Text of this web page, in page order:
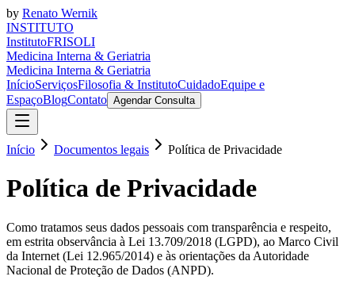
by Renato Wernik
INSTITUTO
InstitutoFRISOLI
Medicina Interna & Geriatria
Medicina Interna & Geriatria
InícioServiçosFilosofia & InstitutoCuidadoEquipe e
EspaçoBlogContato Agendar Consulta
Início Documentos legais Política de Privacidade
Política de Privacidade
Como tratamos seus dados pessoais com transparência e respeito,
em estrita observância à Lei 13.709/2018 (LGPD), ao Marco Civil
da Internet (Lei 12.965/2014) e às orientações da Autoridade
Nacional de Proteção de Dados (ANPD).